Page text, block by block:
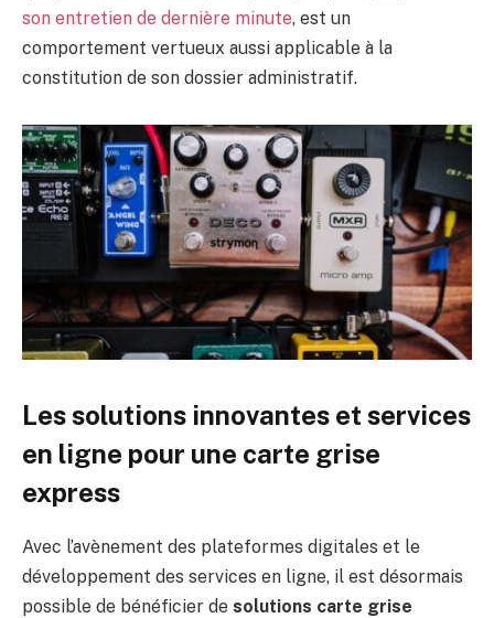
son entretien de dernière minute, est un
comportement vertueux aussi applicable à la
constitution de son dossier administratif.
Les solutions innovantes et services
en ligne pour une carte grise
express
Avec l’avènement des plateformes digitales et le
développement des services en ligne, il est désormais
possible de bénéficier de solutions carte grise